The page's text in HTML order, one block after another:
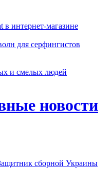
в интернет-магазине
для серфингистов
и смелых людей
новости
сборной Украины